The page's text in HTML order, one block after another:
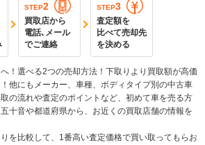
STEP2
買取店から
電話､メール
でご連絡
STEP3
査定額を
比べて売却先
を決める
！選べる2つの売却方法！下取りより買取額が高価
他にもメーカー、車種、ボディタイプ別の中古車
の流れや査定のポイントなど、初めて車を売る方
十音や都道府県から、お近くの買取店舗の情報を
りを比較して、1番高い査定価格で買い取ってもらお